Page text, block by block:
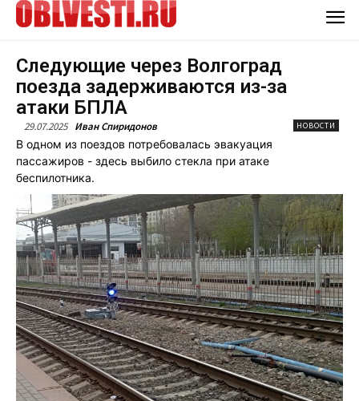
Следующие через Волгоград
поезда задерживаются из-за
атаки БПЛА
29.07.2025 Иван Спиридонов НОВОСТИ
В одном из поездов потребовалась эвакуация
пассажиров - здесь выбило стекла при атаке
беспилотника.